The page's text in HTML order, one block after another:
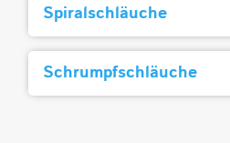
Spiralschläuche
Schrumpfschläuche